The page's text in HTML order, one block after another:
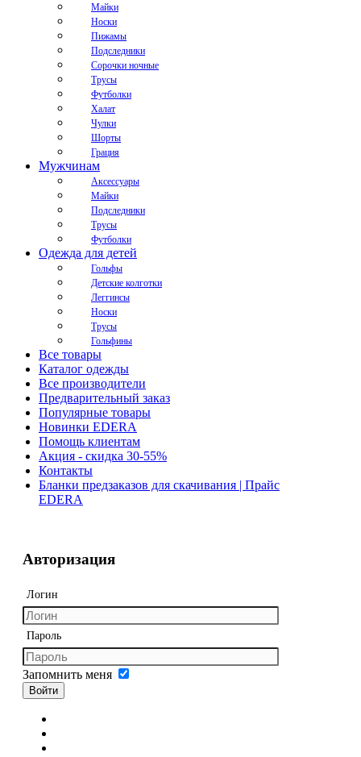
Майки
Носки
Пижамы
Подследники
Сорочки ночные
Трусы
Футболки
Халат
Чулки
Шорты
Грация
Мужчинам
Аксессуары
Майки
Подследники
Трусы
Футболки
Одежда для детей
Гольфы
Детские колготки
Леггинсы
Носки
Трусы
Гольфины
Все товары
Каталог одежды
Все производители
Предварительный заказ
Популярные товары
Новинки EDERA
Помощь клиентам
Акция - скидка 30-55%
Контакты
Бланки предзаказов для скачивания | Прайс
EDERA
Авторизация
Логин
Пароль
Запомнить меня
Войти